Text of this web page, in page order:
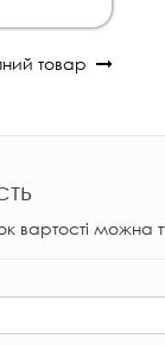
товар
вартості можна